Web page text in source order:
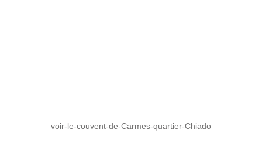
voir-le-couvent-de-Carmes-quartier-Chiado